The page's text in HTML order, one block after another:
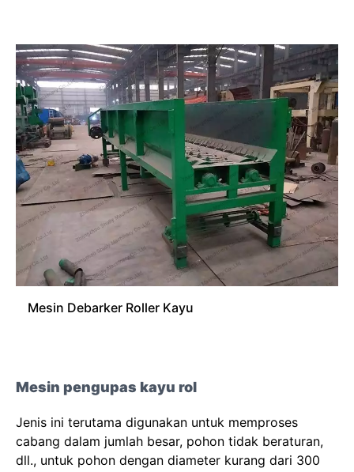
Mesin Debarker Roller Kayu
Mesin pengupas kayu rol
Jenis ini terutama digunakan untuk memproses
cabang dalam jumlah besar, pohon tidak beraturan,
dll., untuk pohon dengan diameter kurang dari 300